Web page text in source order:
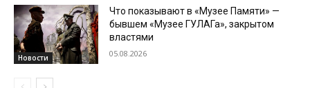
Новости
Что показывают в «Музее Памяти» —
бывшем «Музее ГУЛАГа», закрытом
властями
05.08.2026